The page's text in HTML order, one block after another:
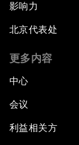
影响力
北京代表处
更多内容
中心
会议
利益相关方